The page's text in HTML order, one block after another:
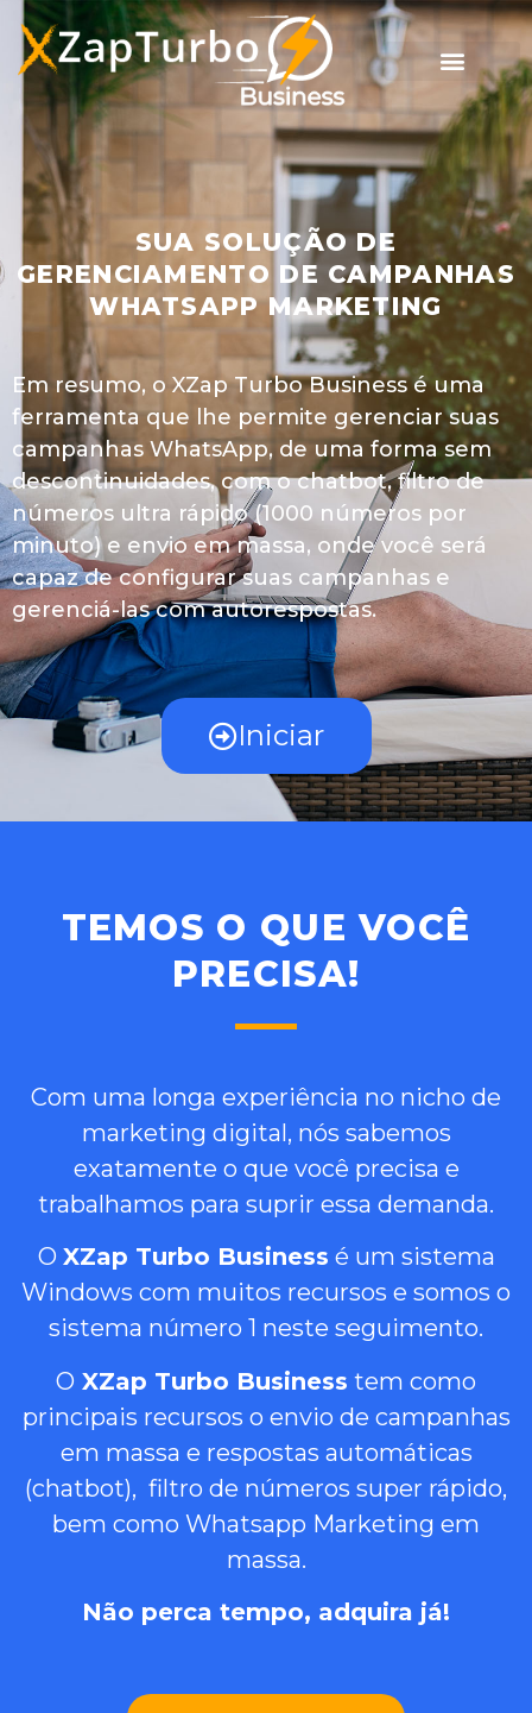
SUA SOLUÇÃO DE
GERENCIAMENTO DE CAMPANHAS
WHATSAPP MARKETING​
Em resumo, o XZap Turbo Business é uma
ferramenta que lhe permite gerenciar suas
campanhas WhatsApp, de uma forma sem
descontinuidades, com o chatbot, filtro de
números ultra rápido (1000 números por
minuto) e envio em massa, onde você será
capaz de configurar suas campanhas e
gerenciá-las com autorespostas.
Iniciar
TEMOS O QUE VOCÊ
PRECISA!
Com uma longa experiência no nicho de
marketing digital, nós sabemos
exatamente o que você precisa e
trabalhamos para suprir essa demanda.
O XZap Turbo Business é um sistema
Windows com muitos recursos e somos o
sistema número 1 neste seguimento.
O XZap Turbo Business tem como
principais recursos o envio de campanhas
em massa e respostas automáticas
(chatbot), filtro de números super rápido,
bem como Whatsapp Marketing em
massa.
Não perca tempo, adquira já!